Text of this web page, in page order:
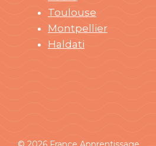
Toulouse
Montpellier
Haldati